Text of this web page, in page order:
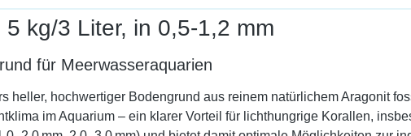
kg/3 Liter, in 0,5-1,2 mm
für Meerwasseraquarien
heller, hochwertiger Bodengrund aus reinem natürlichem Aragonit
im Aquarium – ein klarer Vorteil für lichthungrige Korallen,